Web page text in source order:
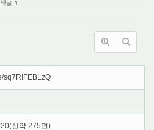
댓글1
sq7RIFEBLzQ
신약 275면)